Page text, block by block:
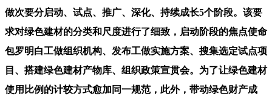
做次要分启动、试点、推广、深化、持续成长5个阶段。该要
求对绿色建材的分类和尺度进行了细致，启动阶段的焦点使命
包罗明白工做组织机构、发布工做实施方案、搜集选定试点项
目、搭建绿色建材产物库、组织政策宣贯会。为了让绿色建材
使用比例的计较方式愈加同一规范，此外，带动绿色财产成